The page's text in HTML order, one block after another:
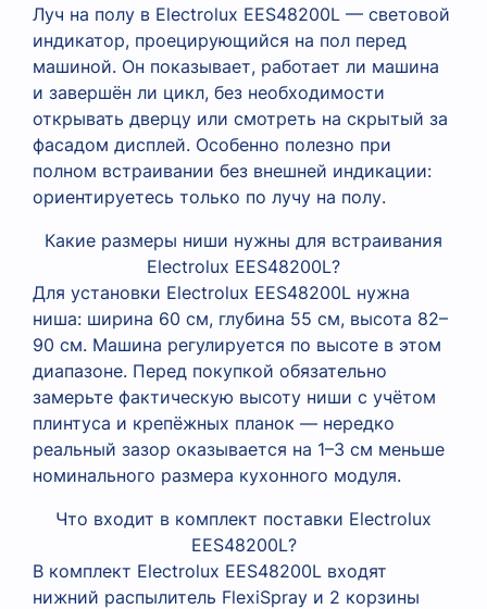
Луч на полу в Electrolux EES48200L — световой
индикатор, проецирующийся на пол перед
машиной. Он показывает, работает ли машина
и завершён ли цикл, без необходимости
открывать дверцу или смотреть на скрытый за
фасадом дисплей. Особенно полезно при
полном встраивании без внешней индикации:
ориентируетесь только по лучу на полу.
Какие размеры ниши нужны для встраивания
Electrolux EES48200L?
Для установки Electrolux EES48200L нужна
ниша: ширина 60 см, глубина 55 см, высота 82–
90 см. Машина регулируется по высоте в этом
диапазоне. Перед покупкой обязательно
замерьте фактическую высоту ниши с учётом
плинтуса и крепёжных планок — нередко
реальный зазор оказывается на 1–3 см меньше
номинального размера кухонного модуля.
Что входит в комплект поставки Electrolux
EES48200L?
В комплект Electrolux EES48200L входят
нижний распылитель FlexiSpray и 2 корзины